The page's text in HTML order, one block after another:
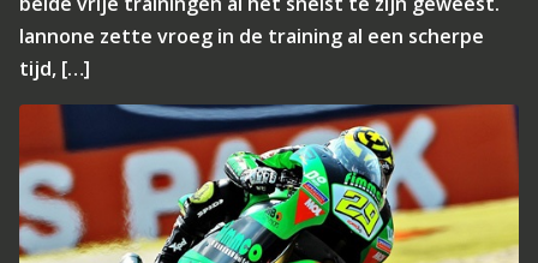
Iannone zette vroeg in de training al een scherpe
tijd, […]